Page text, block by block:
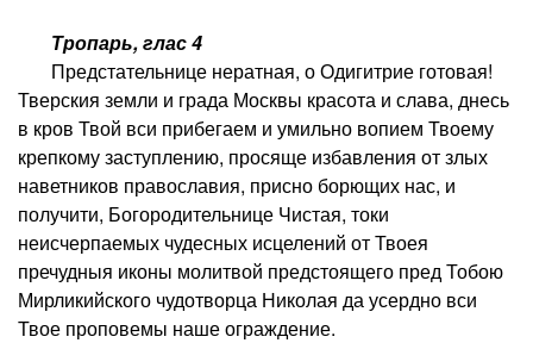
Тропарь, глас 4
Предстательнице нератная, о Одигитрие готовая!
Тверския земли и града Москвы красота и слава, днесь
в кров Твой вси прибегаем и умильно вопием Твоему
крепкому заступлению, просяще избавления от злых
наветников православия, присно борющих нас, и
получити, Богородительнице Чистая, токи
неисчерпаемых чудесных исцелений от Твоея
пречудныя иконы молитвой предстоящего пред Тобою
Мирликийского чудотворца Николая да усердно вси
Твое проповемы наше ограждение.